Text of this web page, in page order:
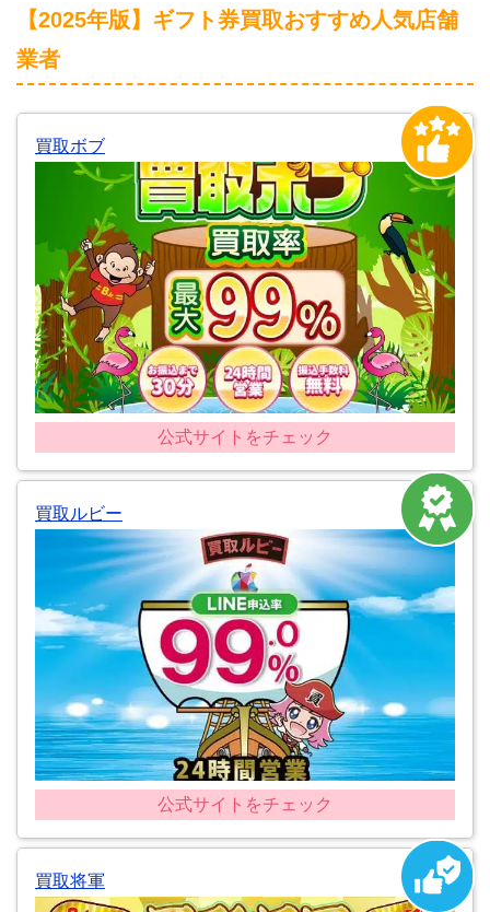
【2025年版】ギフト券買取おすすめ人気店舗
業者
買取ボブ
公式サイトをチェック
買取ルビー
公式サイトをチェック
買取将軍